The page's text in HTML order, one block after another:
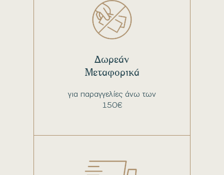
για παραγγελίες άνω των
150€
Δωρεάν
Μεταφορικά